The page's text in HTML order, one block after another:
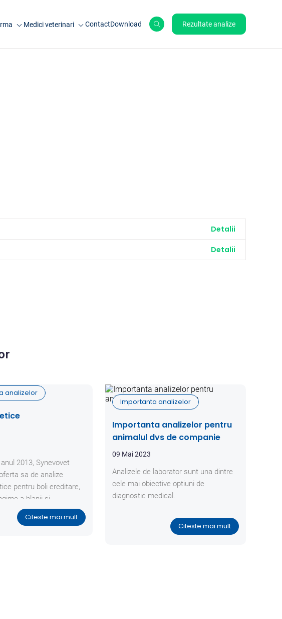
Medici veterinari ContactDownload Rezultate analize
Detalii
Detalii
analizelor
2013, Synevovet
sa de analize
pentru boli ereditare,
a blanii si
Citeste mai mult
Importanta analizelor
Importanta analizelor pentru
animalul dvs de companie
09 Mai 2023
Analizele de laborator sunt una dintre
cele mai obiective optiuni de
diagnostic medical.
Citeste mai mult